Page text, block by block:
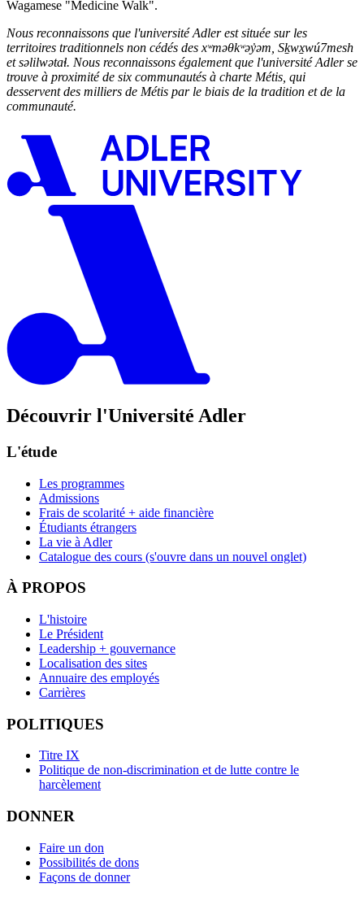
Wagamese "Medicine Walk".
Nous reconnaissons que l'université Adler est située sur les
territoires traditionnels non cédés des xʷməθkʷəy̓əm, Sḵwx̱wú7mesh
et səlilwətaɬ. Nous reconnaissons également que l'université Adler se
trouve à proximité de six communautés à charte Métis, qui
desservent des milliers de Métis par le biais de la tradition et de la
communauté.
Découvrir l'Université Adler
L'étude
Les programmes
Admissions
Frais de scolarité + aide financière
Étudiants étrangers
La vie à Adler
Catalogue des cours (s'ouvre dans un nouvel onglet)
À PROPOS
L'histoire
Le Président
Leadership + gouvernance
Localisation des sites
Annuaire des employés
Carrières
POLITIQUES
Titre IX
Politique de non-discrimination et de lutte contre le
harcèlement
DONNER
Faire un don
Possibilités de dons
Façons de donner